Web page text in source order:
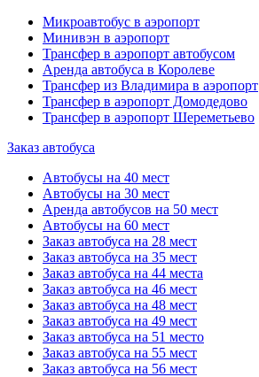
Микроавтобус в аэропорт
Минивэн в аэропорт
Трансфер в аэропорт автобусом
Аренда автобуса в Королеве
Трансфер из Владимира в аэропорт
Трансфер в аэропорт Домодедово
Трансфер в аэропорт Шереметьево
Заказ автобуса
Автобусы на 40 мест
Автобусы на 30 мест
Аренда автобусов на 50 мест
Автобусы на 60 мест
Заказ автобуса на 28 мест
Заказ автобуса на 35 мест
Заказ автобуса на 44 места
Заказ автобуса на 46 мест
Заказ автобуса на 48 мест
Заказ автобуса на 49 мест
Заказ автобуса на 51 место
Заказ автобуса на 55 мест
Заказ автобуса на 56 мест